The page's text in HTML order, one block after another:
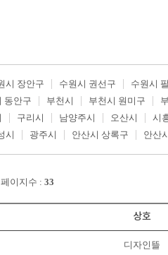
시 장안구 수원시 권선구
수원시
동안구 부천시 부천시 원미구
구리시 남양주시 오산시
시
시 광주시 안산시 상록구 안산
페이지수 : 33
상호
디자인뜰